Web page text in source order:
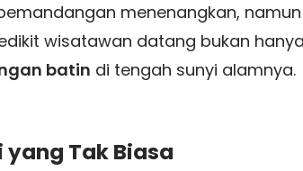
menenangkan, namun
wisatawan datang bukan
batin di tengah sunyi alamnya.
Tak Biasa